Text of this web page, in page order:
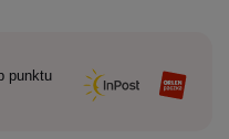
punktu